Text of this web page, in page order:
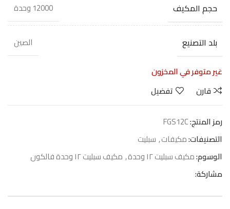
حجم المكيف 12000 وحدة
بلد التصنيع
الصين
غير متوفر في المخزون
قارن
تفضيل
رمز المنتج:FGS12C
التصنيفات:مكيفات, سبليت
الوسوم:مكيف سبليت ١٢ وحدة , مكيف سبليت ١٢ وحدة فالكون
مشاركة: